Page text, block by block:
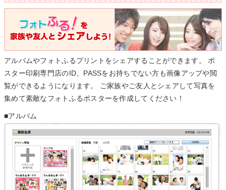
アルバムやフォトふるプリントをシェアすることができます。 ポ
スター印刷専門店のID、PASSをお持ちでない方も画像アップや閲
覧ができるようになります。 ご家族やご友人とシェアして写真を
集めて素敵なフォトふるポスターを作成してください！
■アルバム